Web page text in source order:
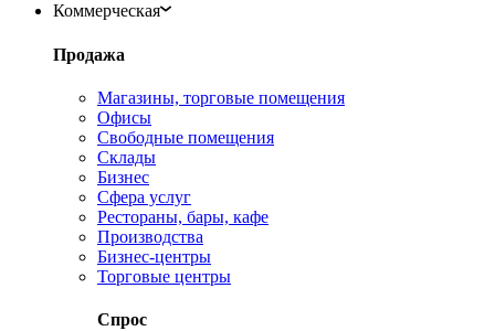
Коммерческая
Продажа
Магазины, торговые помещения
Офисы
Свободные помещения
Склады
Бизнес
Сфера услуг
Рестораны, бары, кафе
Производства
Бизнес-центры
Торговые центры
Спрос